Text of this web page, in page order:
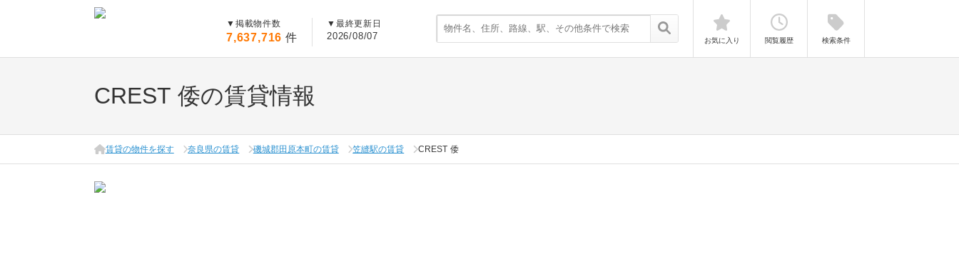
▼ 掲載物件数
7,637,716 件
▼ 最終更新日
2026/08/07 お気に入り 閲覧履歴 検索条件
CREST 倭の賃貸情報
賃貸の物件を探す 奈良県の賃貸 磯城郡田原本町の賃貸 笠縫駅の賃貸 CREST 倭